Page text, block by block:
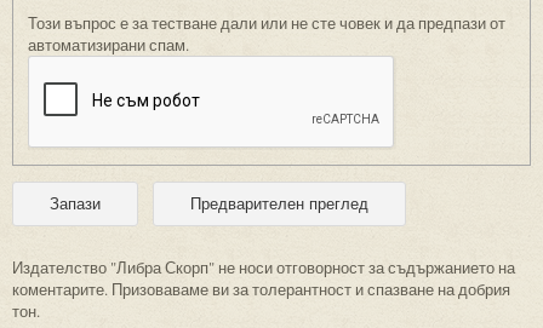
Този въпрос е за тестване дали или не сте човек и да предпази от
автоматизирани спам.
Издателство "Либра Скорп" не носи отговорност за съдържанието на
коментарите. Призоваваме ви за толерантност и спазване на добрия
тон.